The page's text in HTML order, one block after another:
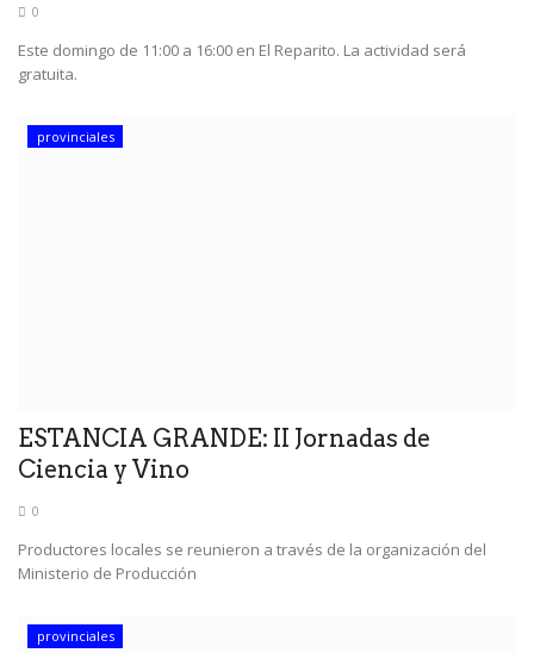
0
Este domingo de 11:00 a 16:00 en El Reparito. La actividad será
gratuita.
provinciales
ESTANCIA GRANDE: II Jornadas de
Ciencia y Vino
0
Productores locales se reunieron a través de la organización del
Ministerio de Producción
provinciales